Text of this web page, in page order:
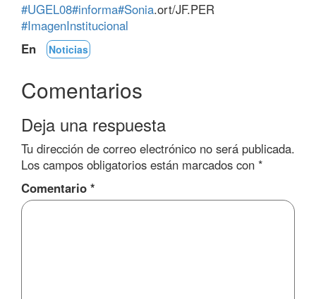
#UGEL08#informa#Sonia.ort/JF.PER
#ImagenInstitucional
En
Noticias
Comentarios
Deja una respuesta
Tu dirección de correo electrónico no será publicada.
Los campos obligatorios están marcados con *
Comentario *